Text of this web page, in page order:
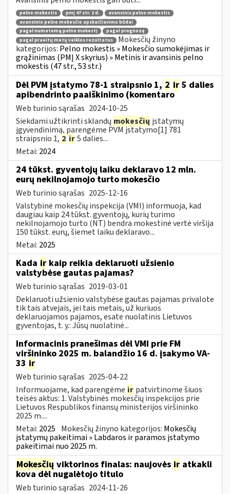
pelno mokestis pmį 47 str. 2 d.
avansinis pelno mokestis
avansinio pelno mokesčio apskaičiavimo būdai
pagal numatomą pelno mokestį
pagal prognozę
pagal praeitų metų veiklos rezultatus
Mokesčių žinyno
kategorijos: Pelno mokestis » Mokesčio sumokėjimas ir
grąžinimas (PMĮ X skyrius) » Metinis ir avansinis pelno
mokestis (47 str., 53 str.)
Dėl PVM įstatymo 78-1 straipsnio 1, 2 ir 5 dalies
apibendrinto paaiškinimo (komentaro
Web turinio sąrašas 2024-10-25
Siekdami užtikrinti sklandų mokesčių įstatymų
įgyvendinimą, parengėme PVM įstatymo[1] 781
straipsnio 1, 2 ir5 dalies...
Metai: 2024
24 tūkst. gyventojų laiku deklaravo 12 mln.
eurų nekilnojamojo turto mokesčio
Web turinio sąrašas 2025-12-16
Valstybinė mokesčių inspekcija (VMI) informuoja, kad
daugiau kaip 24 tūkst. gyventojų, kurių turimo
nekilnojamojo turto (NT) bendra mokestinė vertė viršija
150 tūkst. eurų, šiemet laiku deklaravo...
Metai: 2025
Kada ir kaip reikia deklaruoti užsienio
valstybėse gautas pajamas?
Web turinio sąrašas 2019-03-01
Deklaruoti užsienio valstybėse gautas pajamas privalote
tik tais atvejais, jei tais metais, už kuriuos
deklaruojamos pajamos, esate nuolatinis Lietuvos
gyventojas, t. y.: Jūsų nuolatinė...
Informacinis pranešimas dėl VMI prie FM
viršininko 2025 m. balandžio 16 d. įsakymo VA-
33 ir
Web turinio sąrašas 2025-04-22
Informuojame, kad parengėme ir patvirtinome šiuos
teisės aktus: 1. Valstybinės mokesčių inspekcijos prie
Lietuvos Respublikos finansų ministerijos viršininko
2025 m....
Metai: 2025 Mokesčių žinyno kategorijos: Mokesčių
įstatymų pakeitimai » Labdaros ir paramos įstatymo
pakeitimai nuo 2025 m.
Mokesčių viktorinos finalas: naujovės ir atkakli
kova dėl nugalėtojo titulo
Web turinio sąrašas 2024-11-26